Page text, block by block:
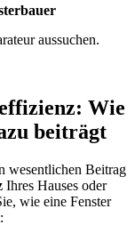
aussuchen.
Wie
beiträgt
wesentlichen Beitrag
Ihres Hauses oder
wie eine Fenster